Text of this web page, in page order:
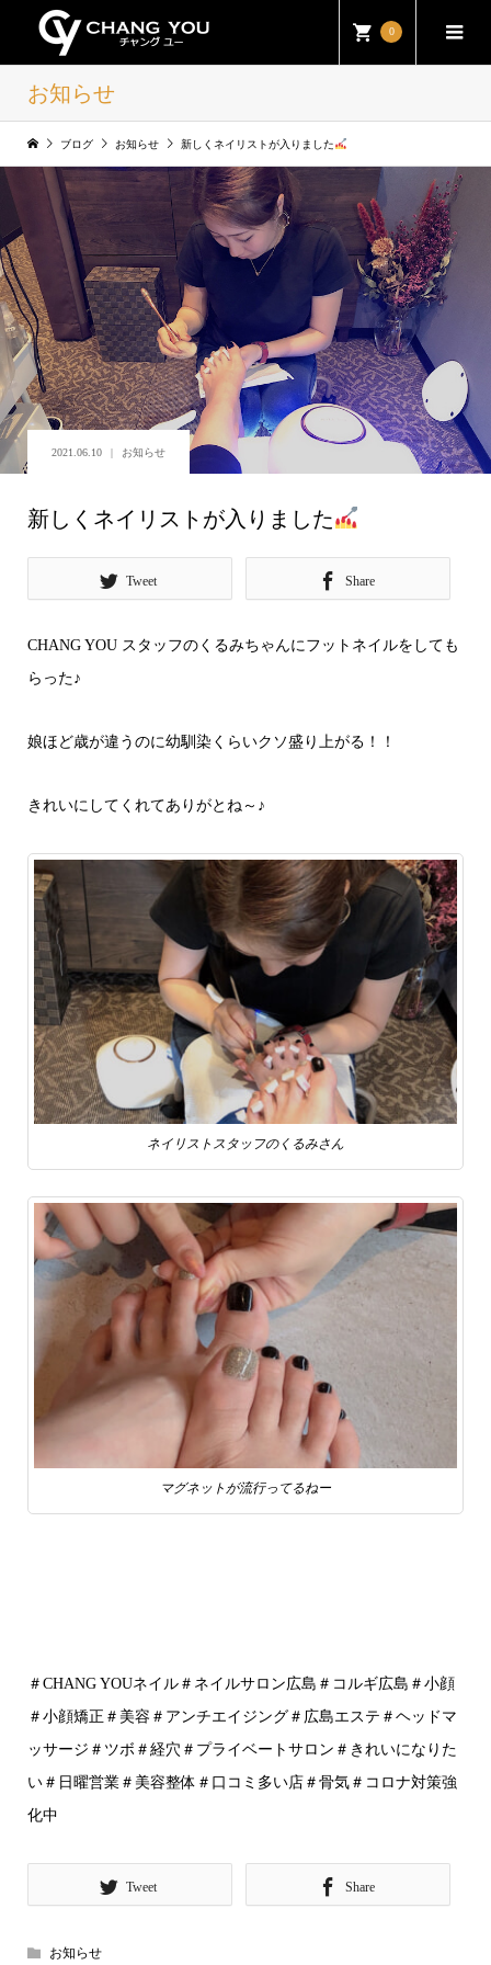
0
お知らせ
ブログ お知らせ 新しくネイリストが入りました
2021.06.10 お知らせ
新しくネイリストが入りました
Tweet Share
CHANG YOU スタッフのくるみちゃんにフットネイルをしても
らった♪
娘ほど歳が違うのに幼馴染くらいクソ盛り上がる！！
きれいにしてくれてありがとね～♪
ネイリストスタッフのくるみさん
マグネットが流行ってるねー
＃CHANG YOUネイル＃ネイルサロン広島＃コルギ広島＃小顔
＃小顔矯正＃美容＃アンチエイジング＃広島エステ＃ヘッドマ
ッサージ＃ツボ＃経穴＃プライベートサロン＃きれいになりた
い＃日曜営業＃美容整体＃口コミ多い店＃骨気＃コロナ対策強
化中
Tweet Share
お知らせ